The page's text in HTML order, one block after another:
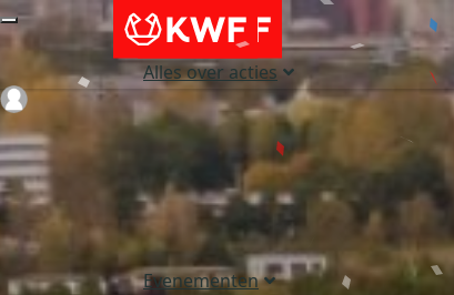
Alles over acties
Evenementen
Login